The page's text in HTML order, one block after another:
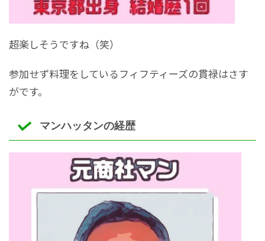
超楽しそうですね（笑）
参加せず料理をしているフィフティーズの貫禄はさす
がです。
マンハッタンの経歴